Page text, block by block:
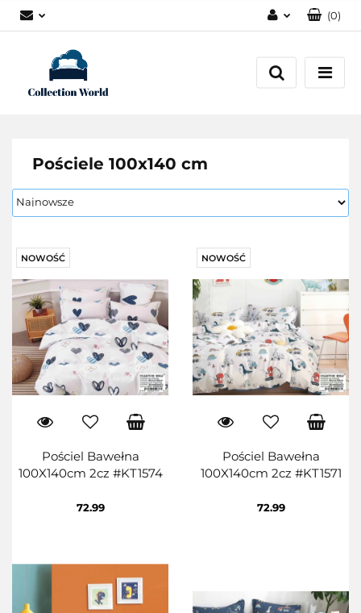
Zarejestruj się
(0)
Pościele 100x140 cm
NOWOŚĆ
Pościel Bawełna
100X140cm 2cz #KT1574
72.99
NOWOŚĆ
Pościel Bawełna
100X140cm 2cz #KT1571
72.99